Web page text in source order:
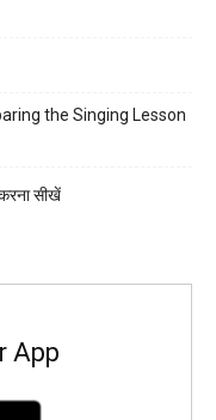
the Singing Lesson
सीखें
App